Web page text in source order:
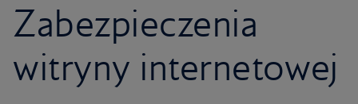
Zabezpieczenia
witryny internetowej